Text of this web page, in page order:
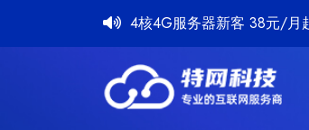
4核4G服务器新客 38元/月